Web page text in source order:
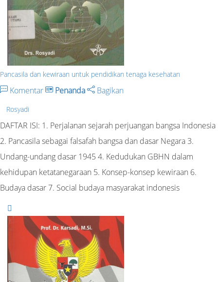
Pancasila dan kewiraan untuk pendidikan tenaga kesehatan
Komentar Penanda Bagikan
Rosyadi
DAFTAR ISI: 1. Perjalanan sejarah perjuangan bangsa Indonesia
2. Pancasila sebagai falsafah bangsa dan dasar Negara 3.
Undang-undang dasar 1945 4. Kedudukan GBHN dalam
kehidupan ketatanegaraan 5. Konsep-konsep kewiraan 6.
Budaya dasar 7. Social budaya masyarakat indonesis